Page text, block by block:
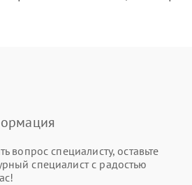
вопрос специалисту, оставьте
специалист с радостью